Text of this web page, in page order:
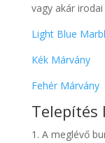
vagy akár
Light Blue
Kék Márvány
Fehér Márvány
Telepítés
A meglévő